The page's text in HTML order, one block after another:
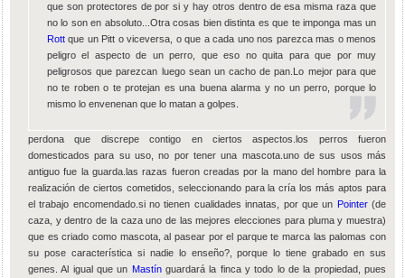
que son protectores de por si y hay otros dentro de esa misma raza que
no lo son en absoluto...Otra cosas bien distinta es que te imponga mas un
Rott que un Pitt o viceversa, o que a cada uno nos parezca mas o menos
peligro el aspecto de un perro, que eso no quita para que por muy
peligrosos que parezcan luego sean un cacho de pan.Lo mejor para que
no te roben o te protejan es una buena alarma y no un perro, porque lo
mismo lo envenenan que lo matan a golpes.
perdona que discrepe contigo en ciertos aspectos.los perros fueron
domesticados para su uso, no por tener una mascota.uno de sus usos más
antiguo fue la guarda.las razas fueron creadas por la mano del hombre para la
realización de ciertos cometidos, seleccionando para la cría los más aptos para
el trabajo encomendado.si no tienen cualidades innatas, por que un Pointer(de
caza, y dentro de la caza uno de las mejores elecciones para pluma y muestra)
que es criado como mascota, al pasear por el parque te marca las palomas con
su pose característica si nadie lo enseño?, porque lo tiene grabado en sus
genes. Al igual que un Mastínguardará la finca y todo lo de la propiedad, pues